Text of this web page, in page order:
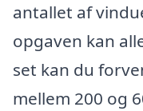
antallet af
opgaven kan
set kan du
mellem 200 og